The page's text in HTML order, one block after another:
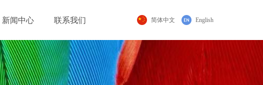
新闻中心 联系我们 简体中文 English